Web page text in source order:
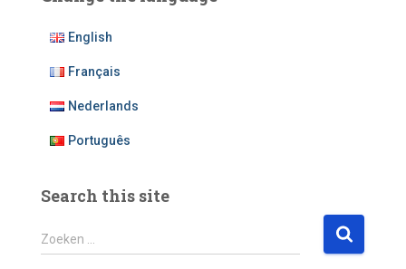
English
Français
Nederlands
Português
Search this site
Z
o
Zoeken …